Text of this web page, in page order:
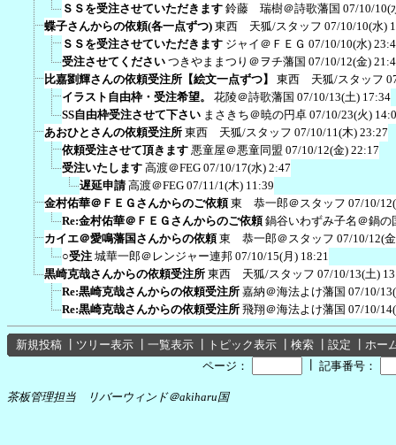
ＳＳを受注させていただきます 鈴藤 瑞樹＠詩歌藩国 07/10/10(
蝶子さんからの依頼(各一点ずつ) 東西 天狐/スタッフ 07/10/10(水)
ＳＳを受注させていただきます ジャイ＠ＦＥＧ 07/10/10(水)
受注させてください つきやままつり＠ヲチ藩国 07/10/12(金)
比嘉劉輝さんの依頼受注所【絵文一点ずつ】
東西 天狐/スタッフ
イラスト自由枠・受注希望。
花陵＠詩歌藩国 07/10/13(土) 17:34
SS自由枠受注させて下さい まさきち＠暁の円卓 07/10/23(火)
あおひとさんの依頼受注所 東西 天狐/スタッフ 07/10/11(木) 23:27
依頼受注させて頂きます 悪童屋＠悪童同盟 07/10/12(金) 22:17
受注いたします 高渡＠FEG 07/10/17(水) 2:47
遅延申請 高渡＠FEG 07/11/1(木) 11:39
金村佑華＠ＦＥＧさんからのご依頼 東 恭一郎＠スタッフ 07/10/
Re:金村佑華＠ＦＥＧさんからのご依頼 鍋谷いわずみ子名＠鍋の
カイエ＠愛鳴藩国さんからの依頼 東 恭一郎＠スタッフ 07/10/12(
○受注 城華一郎＠レンジャー連邦 07/10/15(月) 18:21
黒崎克哉さんからの依頼受注所 東西 天狐/スタッフ 07/10/13(土)
Re:黒崎克哉さんからの依頼受注所 嘉納＠海法よけ藩国 07/10/
Re:黒崎克哉さんからの依頼受注所 飛翔＠海法よけ藩国 07/10/
新規投稿 ツリー表示 一覧表示 トピック表示 検索 設定
ホー
ページ：
記事番号：
茶板管理担当 リバーウィンド＠akiharu国